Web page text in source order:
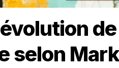
selon